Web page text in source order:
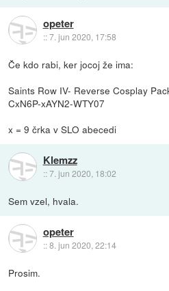
opeter
::7. jun 2020, 17:58
Če kdo rabi, ker jocoj že ima:
Saints Row IV- Reverse Cosplay
CxN6P-xAYN2-WTY07
x = 9 črka v SLO abecedi
Klemzz
::7. jun 2020, 18:02
Sem vzel, hvala.
opeter
::8. jun 2020, 22:14
Prosim.